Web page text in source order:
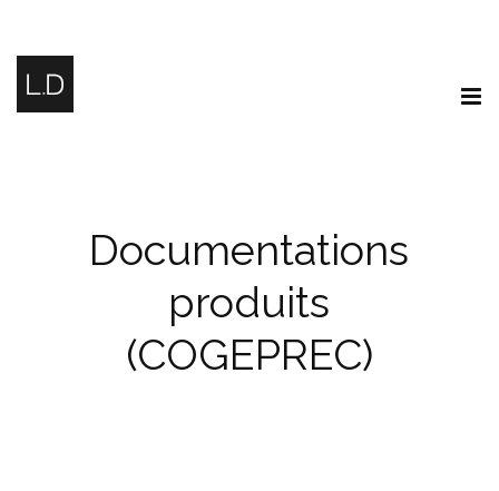
Documentations
produits
(COGEPREC)